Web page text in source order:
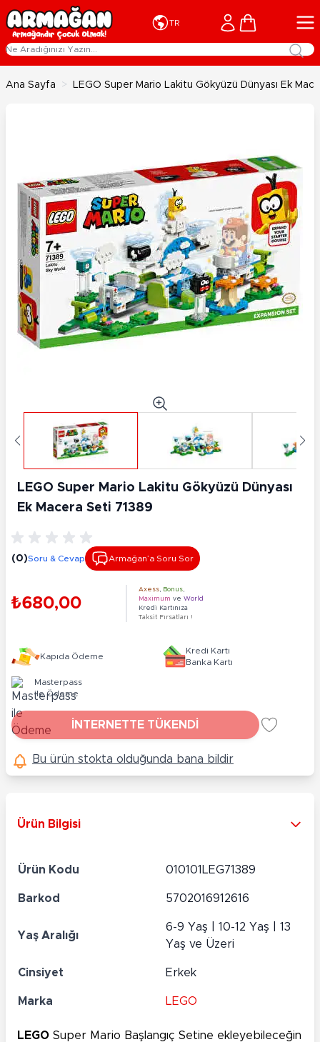
İçeriğe geç
TR Cart
Ana Sayfa > LEGO Super Mario Lakitu Gökyüzü Dünyası Ek
LEGO Super Mario Lakitu Gökyüzü Dünyası
Ek Macera Seti 71389
(0)Soru & Cevap Armağan’a Soru Sor
₺680,00
Axess Bonus
Maximum ve World
Kredi Kartınıza
Taksit Fırsatları !
Kapıda Ödeme
Kredi Kartı
Banka Kartı
Masterpass
ile Ödeme
İNTERNETTE TÜKENDİ
Bu ürün stokta olduğunda bana bildir
Ürün Bilgisi
Ürün Kodu 010101LEG71389
Barkod 5702016912616
Yaş Aralığı
6-9 Yaş | 10-12 Yaş | 13
Yaş ve Üzeri
Cinsiyet Erkek
Marka LEGO
LEGO Super Mario Başlangıç Setine ekleyebileceğin